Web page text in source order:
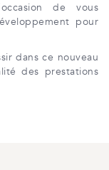
de vous
pour
dans ce nouveau
des prestations